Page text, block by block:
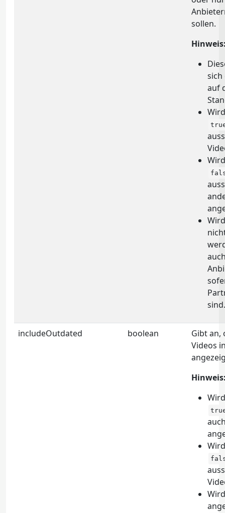
sollen.
sich
auf
sind.
includeOutdated boolean
Gibt an,
Videos